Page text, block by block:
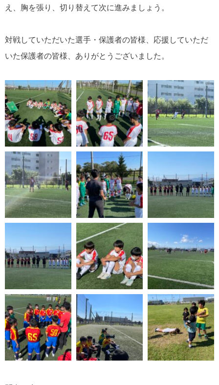
え、胸を張り、切り替えて次に進みましょう。
対戦していただいた選手・保護者の皆様、応援していただ
いた保護者の皆様、ありがとうございました。